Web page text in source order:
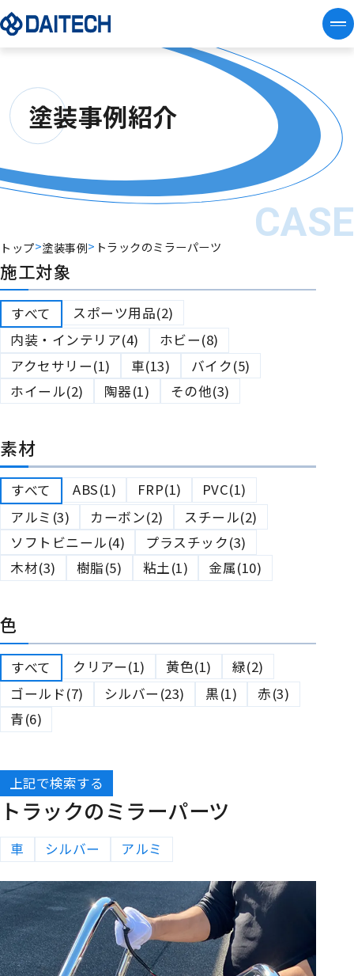
塗装事例紹介
CASE
トップ>塗装事例> トラックのミラーパーツ
トラックのミラーパーツ
車 シルバー アルミ
施工対象
すべて
スポーツ用品(2)
内装・インテリア(4)
ホビー(8)
アクセサリー(1)
車(13)
バイク(5)
ホイール(2)
陶器(1) その他(3)
素材
すべて ABS(1) FRP(1)
PVC(1)
アルミ(3)
カーボン(2)
スチール(2)
ソフトビニール(4)
プラスチック(3)
木材(3)
樹脂(5) 粘土(1) 金属(10)
色
すべて クリアー(1) 黄色(1)
緑(2)
ゴールド(7)
シルバー(23) 黒(1)
赤(3)
青(6)
上記で検索する